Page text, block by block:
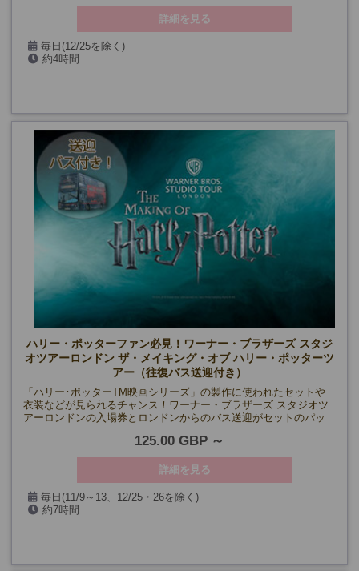
詳細を見る
毎日(12/25を除く)
約4時間
ハリー・ポッターファン必見！ワーナー・ブラザーズ スタジ
オツアーロンドン ザ・メイキング・オブ ハリー・ポッターツ
アー（往復バス送迎付き）
「ハリー･ポッターTM映画シリーズ」の製作に使われたセットや
衣装などが見られるチャンス！ワーナー・ブラザーズ スタジオツ
アーロンドンの入場券とロンドンからのバス送迎がセットのパッ
125.00 GBP
詳細を見る
毎日(11/9～13、12/25・26を除く)
*1月以降未定
約7時間